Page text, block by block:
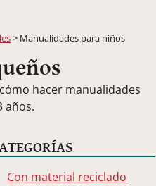
> Manualidades para niños
hacer manualidades
años.
Con material reciclado